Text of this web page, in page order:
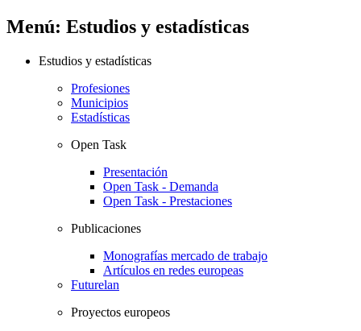
Menú: Estudios y estadísticas
Estudios y estadísticas
Profesiones
Municipios
Estadísticas
Open Task
Presentación
Open Task - Demanda
Open Task - Prestaciones
Publicaciones
Monografías mercado de trabajo
Artículos en redes europeas
Futurelan
Proyectos europeos